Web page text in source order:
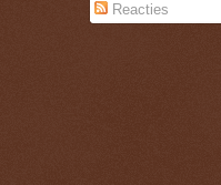
Reacties